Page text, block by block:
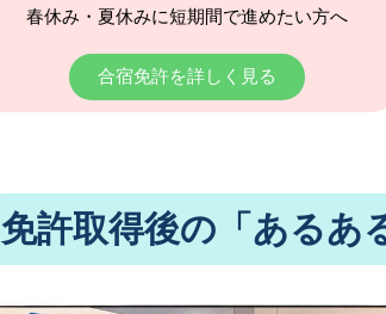
春休み・夏休みに短期間で進めたい方へ
合宿免許を詳しく見る
免許取得後の「あるあ